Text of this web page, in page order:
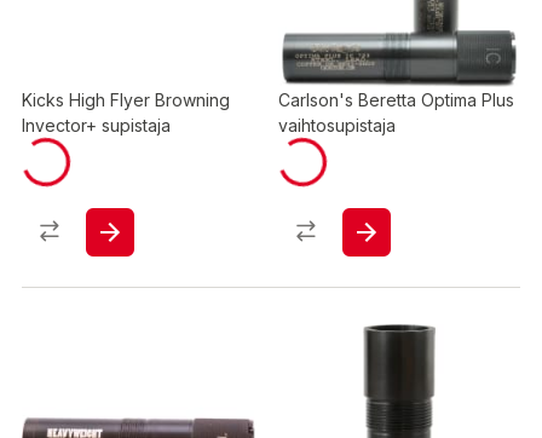
Kicks High Flyer Browning
Invector+ supistaja
Carlson's Beretta Optima Plus
vaihtosupistaja